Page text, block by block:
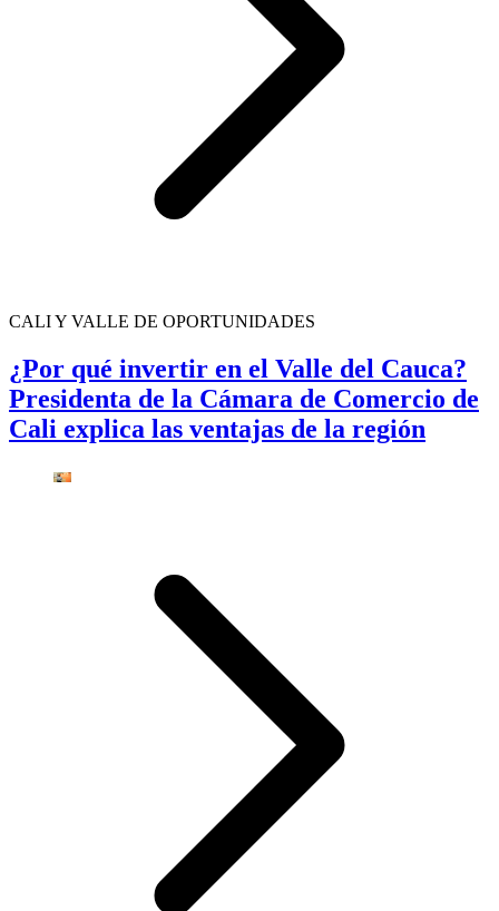
CALI Y VALLE DE OPORTUNIDADES
¿Por qué invertir en el Valle del Cauca?
Presidenta de la Cámara de Comercio de
Cali explica las ventajas de la región